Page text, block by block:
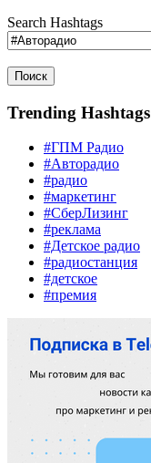
Search Hashtags
Поиск
Trending Hashtags
#ГПМ Радио
#Авторадио
#радио
#маркетинг
#СберЛизинг
#реклама
#Детское радио
#радиостанция
#детское
#премия